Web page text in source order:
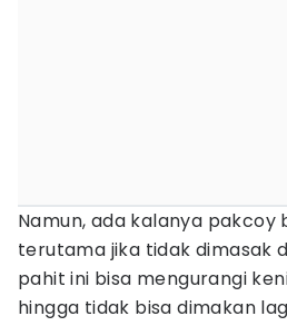
Namun, ada kalanya pakcoy
terutama jika tidak dimasak
pahit ini bisa mengurangi
hingga tidak bisa dimakan